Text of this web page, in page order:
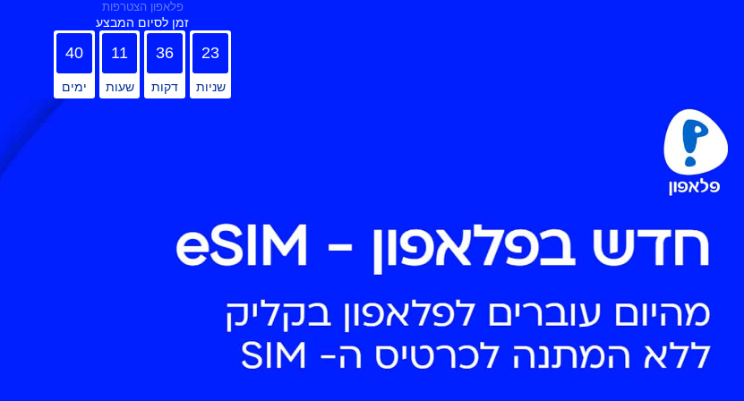
פלאפון הצטרפות
זמן לסיום המבצע
40
ימים
11
שעות
36
דקות
23
שניות